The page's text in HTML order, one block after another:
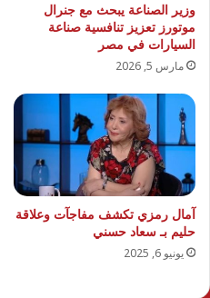
وزير الصناعة يبحث مع جنرال
موتورز تعزيز تنافسية صناعة
السيارات في مصر
مارس 5, 2026
آمال رمزي تكشف مفاجآت وعلاقة
حليم بـ سعاد حسني
يونيو 6, 2025